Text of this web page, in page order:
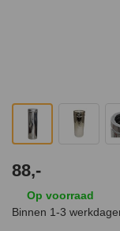
88,-
Op voorraad
Binnen 1-3